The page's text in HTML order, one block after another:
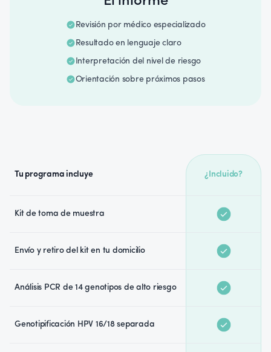
Revisión por médico especializado
Resultado en lenguaje claro
Interpretación del nivel de riesgo
Orientación sobre próximos pasos
Tu programa incluye ¿Incluido?
Kit de toma de muestra
Envío y retiro del kit en tu domicilio
Análisis PCR de 14 genotipos de alto riesgo
Genotipificación HPV 16/18 separada